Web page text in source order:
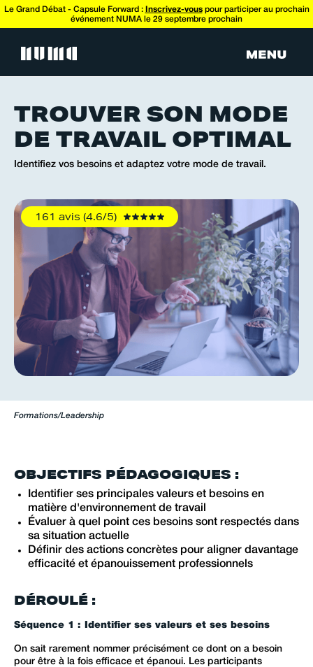
Le Grand Débat - Capsule Forward : Inscrivez-vouspour participer au prochain
événement NUMA le 29 septembre prochain
TROUVER SON MODE
DE TRAVAIL OPTIMAL
Identifiez vos besoins et adaptez votre mode de travail.
161 avis (4.6/5)
Formations/Leadership
OBJECTIFS PÉDAGOGIQUES :
Identifier ses principales valeurs et besoins en
matière d'environnement de travail
Évaluer à quel point ces besoins sont respectés dans
sa situation actuelle
Définir des actions concrètes pour aligner davantage
efficacité et épanouissement professionnels
DÉROULÉ :
Séquence 1 : Identifier ses valeurs et ses besoins
On sait rarement nommer précisément ce dont on a besoin
pour être à la fois efficace et épanoui. Les participants